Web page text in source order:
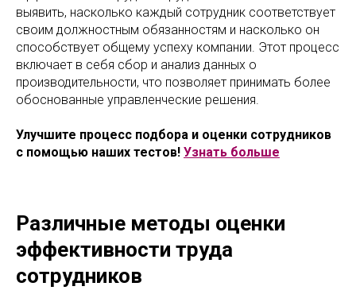
выявить, насколько каждый сотрудник соответствует
своим должностным обязанностям и насколько он
способствует общему успеху компании. Этот процесс
включает в себя сбор и анализ данных о
производительности, что позволяет принимать более
обоснованные управленческие решения.
Улучшите процесс подбора и оценки сотрудников
с помощью наших тестов! Узнать больше
Различные методы оценки
эффективности труда
сотрудников